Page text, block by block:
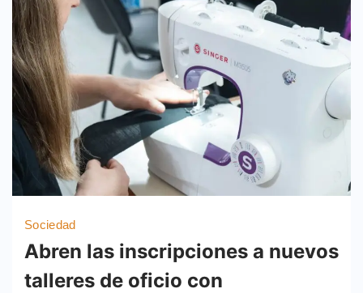
Sociedad
Abren las inscripciones a nuevos
talleres de oficio con